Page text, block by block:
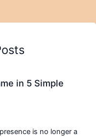
in 5 Simple
is no longer a